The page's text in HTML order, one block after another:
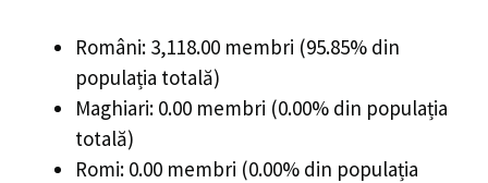
Români: 3,118.00 membri (95.85% din
populația totală)
Maghiari: 0.00 membri (0.00% din populația
totală)
Romi: 0.00 membri (0.00% din populația